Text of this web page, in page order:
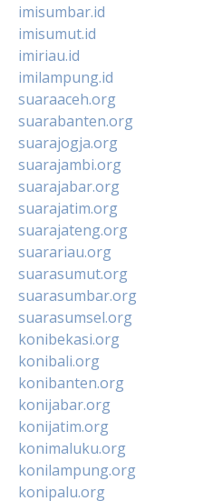
imisumbar.id
imisumut.id
imiriau.id
imilampung.id
suaraaceh.org
suarabanten.org
suarajogja.org
suarajambi.org
suarajabar.org
suarajatim.org
suarajateng.org
suarariau.org
suarasumut.org
suarasumbar.org
suarasumsel.org
konibekasi.org
konibali.org
konibanten.org
konijabar.org
konijatim.org
konimaluku.org
konilampung.org
konipalu.org